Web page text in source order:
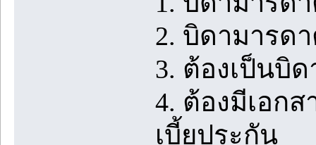
2. บิดามารด
3. ต้องเป็นบิ
4. ต้องมีเอก
เบี้ยประกัน